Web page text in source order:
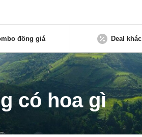
đồng giá Deal
có hoa gì